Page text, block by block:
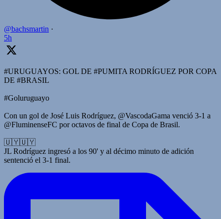
@bachsmartin ·
5h
#URUGUAYOS: GOL DE #PUMITA RODRÍGUEZ POR COPA
DE #BRASIL
#Goluruguayo
Con un gol de José Luis Rodríguez, @VascodaGama venció 3-1 a
@FluminenseFC por octavos de final de Copa de Brasil.
🇺🇾🇺🇾
JL Rodríguez ingresó a los 90' y al décimo minuto de adición
sentenció el 3-1 final.